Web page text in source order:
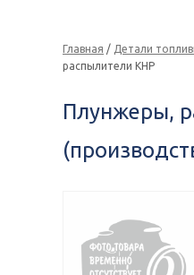
Главная / Детали
распылители КНР
Плунжеры,